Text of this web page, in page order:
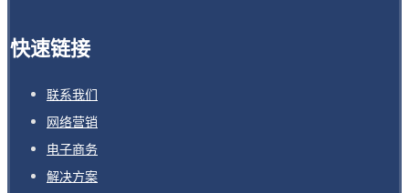
快速链接
联系我们
网络营销
电子商务
解决方案